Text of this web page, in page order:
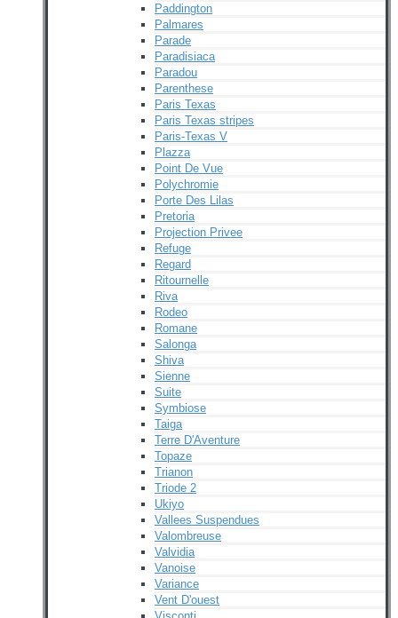
Paddington
Palmares
Parade
Paradisiaca
Paradou
Parenthese
Paris Texas
Paris Texas stripes
Paris-Texas V
Plazza
Point De Vue
Polychromie
Porte Des Lilas
Pretoria
Projection Privee
Refuge
Regard
Ritournelle
Riva
Rodeo
Romane
Salonga
Shiva
Sienne
Suite
Symbiose
Taiga
Terre D'Aventure
Topaze
Trianon
Triode 2
Ukiyo
Vallees Suspendues
Valombreuse
Valvidia
Vanoise
Variance
Vent D'ouest